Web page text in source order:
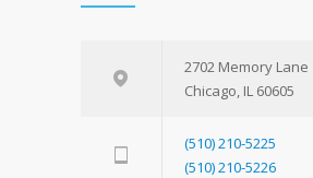
2702 Memory Lane
Chicago, IL 60605
(510) 210-5225
(510) 210-5226